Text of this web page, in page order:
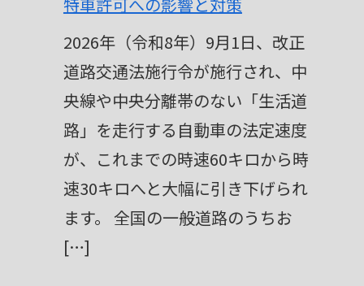
2026年（令和8年）9月1日、改正
道路交通法施行令が施行され、中
央線や中央分離帯のない「生活道
路」を走行する自動車の法定速度
が、これまでの時速60キロから時
速30キロへと大幅に引き下げられ
ます。 全国の一般道路のうちお
[…]